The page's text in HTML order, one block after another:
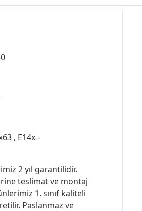
, E14x--
2 yıl garantilidir.
teslimat ve montaj
1. sınıf kaliteli
Paslanmaz ve